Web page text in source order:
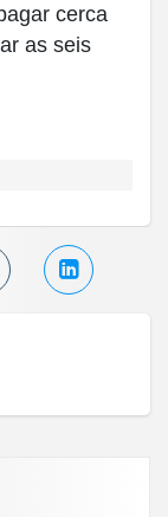
cerca
as seis